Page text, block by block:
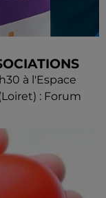
à l'Espace
: Forum